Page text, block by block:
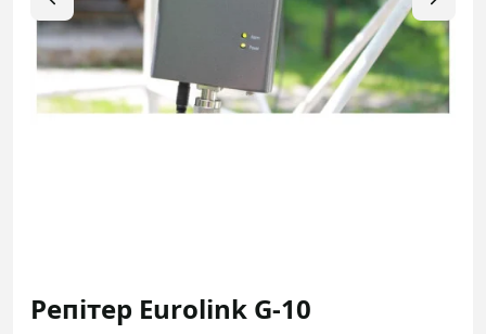
Репітер Eurolink G-10